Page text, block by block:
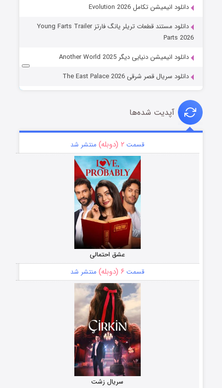
دانلود انیمیشن تکامل Evolution 2026
دانلود مستند قطعات تریلر یانگ فارتز Young Farts Trailer
Parts 2026
دانلود انیمیشن دنیایی دیگر Another World 2025
دانلود سریال قصر شرقی The East Palace 2026
آپدیت شده‌ها
قسمت ۲ (دوبله) منتشر شد
عشق احتمالی
قسمت ۶ (دوبله) منتشر شد
سریال زشت